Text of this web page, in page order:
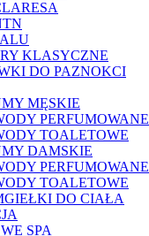
KLASYCZNE
DO PAZNOKCI
MĘSKIE
PERFUMOWANE
TOALETOWE
DAMSKIE
PERFUMOWANE
TOALETOWE
DO CIAŁA
SPA